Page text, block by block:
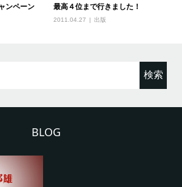
ンペーン 最高４位まで行きました！
2011.04.27 出版
BLOG